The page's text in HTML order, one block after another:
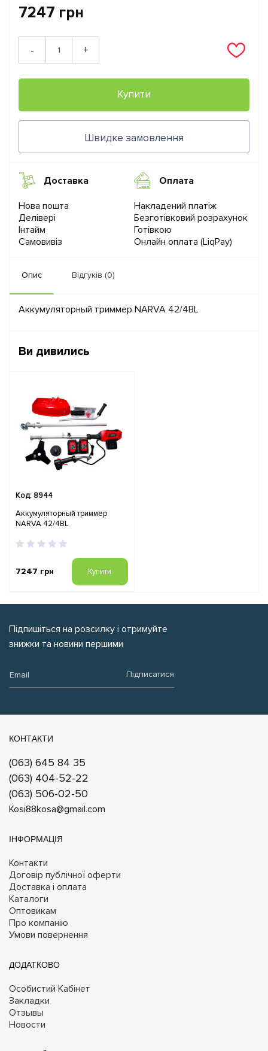
7247 грн
- +
Купити
Швидке замовлення
Доставка
Нова пошта
Делівері
Інтайм
Самовивіз
Оплата
Накладений платіж
Безготівковий розрахунок
Готівкою
Онлайн оплата (LiqPay)
Опис Відгуків (0)
Аккумуляторный триммер NARVA 42/4BL
Ви дивились
Код: 8944
Аккумуляторный триммер
NARVA 42/4BL
7247 грн Купити
Підпишіться на розсилку і отримуйте
знижки та новини першими
Підписатися
КОНТАКТИ
(063) 645 84 35
(063) 404-52-22
(063) 506-02-50
Kosi88kosa@gmail.com
ІНФОРМАЦІЯ
Контакти
Договір публічної оферти
Доставка і оплата
Каталоги
Оптовикам
Про компанію
Умови повернення
ДОДАТКОВО
Особистий Кабінет
Закладки
Отзывы
Новости